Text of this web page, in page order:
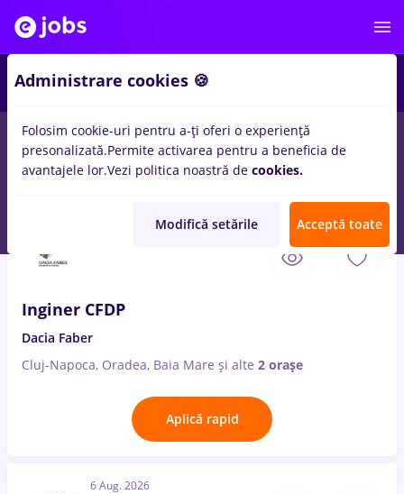
Salarii Remote (de acasă) București Cluj-
Inginer CFDP
Dacia Faber
Cluj-Napoca, Oradea, Baia Mare și alte 2 orașe
Aplică rapid
6 Aug. 2026
Administrare cookies 🍪
Folosim cookie-uri pentru a-ți oferi o experiență
presonalizată.Permite activarea pentru a beneficia de
avantajele lor.Vezi politica noastră de cookies.
Modifică setările Acceptă toate